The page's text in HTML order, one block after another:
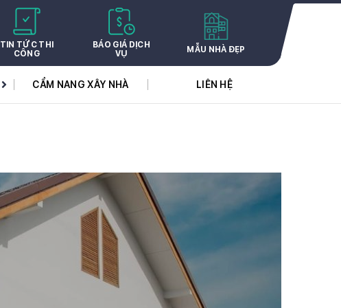
TIN TỨC THI
CÔNG
BÁO GIÁ DỊCH
VỤ
MẪU NHÀ ĐẸP
CẨM NANG XÂY NHÀ LIÊN HỆ